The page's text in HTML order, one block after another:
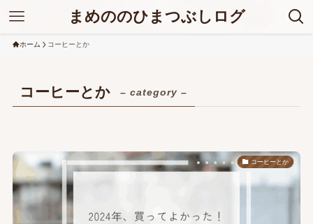
まめののひまつぶしログ
ホーム コーヒーとか
コーヒーとか – category –
コーヒーとか